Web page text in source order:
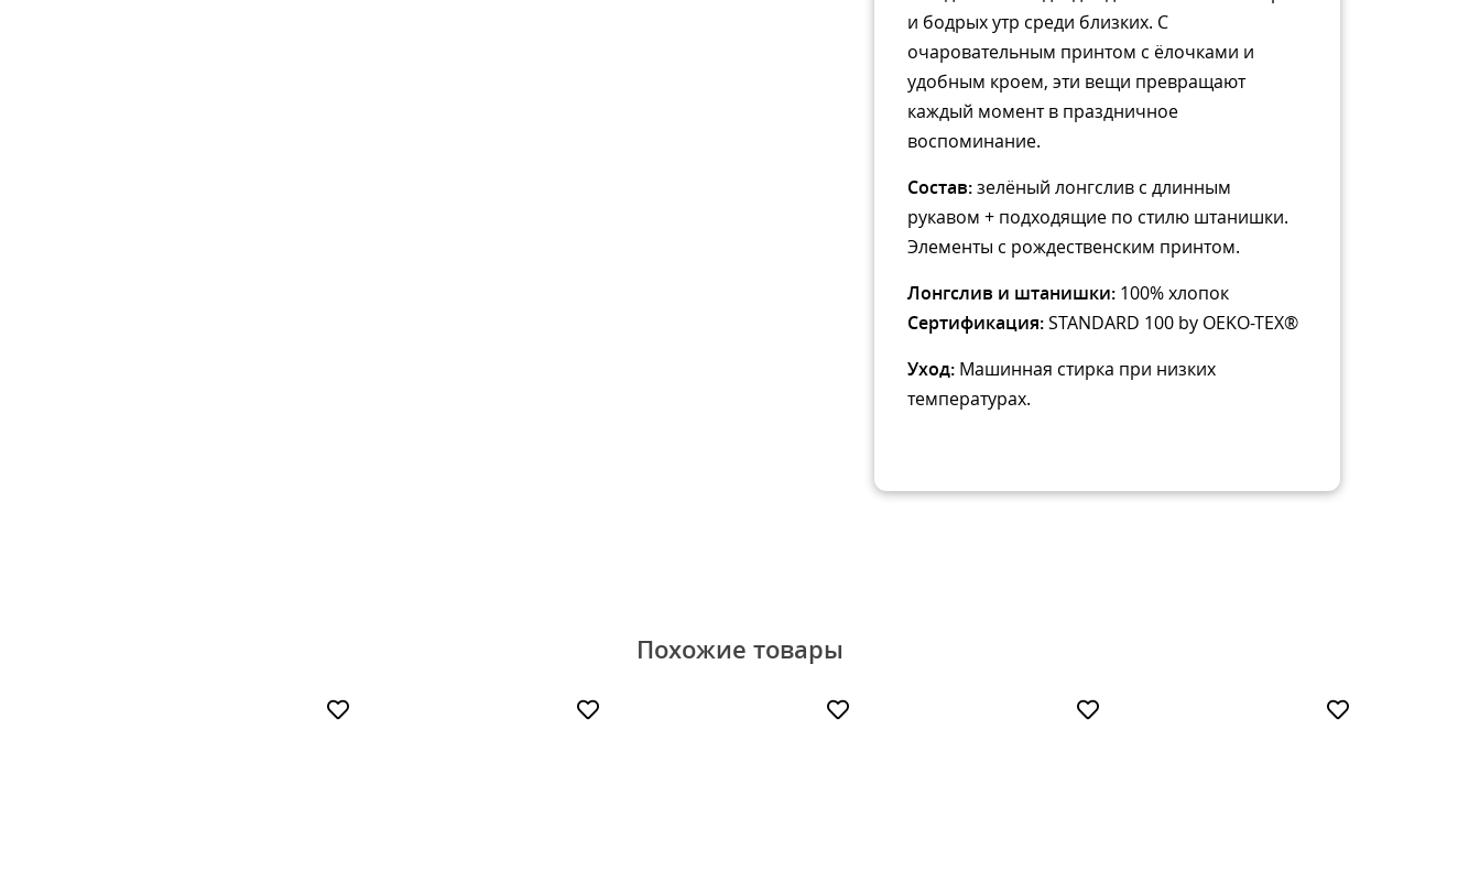
и бодрых утр среди близких. С
очаровательным принтом с ёлочками и
удобным кроем, эти вещи превращают
каждый момент в праздничное
воспоминание.
Состав:зелёный лонгслив с длинным
рукавом + подходящие по стилю штанишки.
Элементы с рождественским принтом.
Лонгслив и штанишки:100% хлопок
Сертификация:STANDARD 100 by OEKO-TEX®
Уход: Машинная стирка при низких
температурах.
Похожие товары